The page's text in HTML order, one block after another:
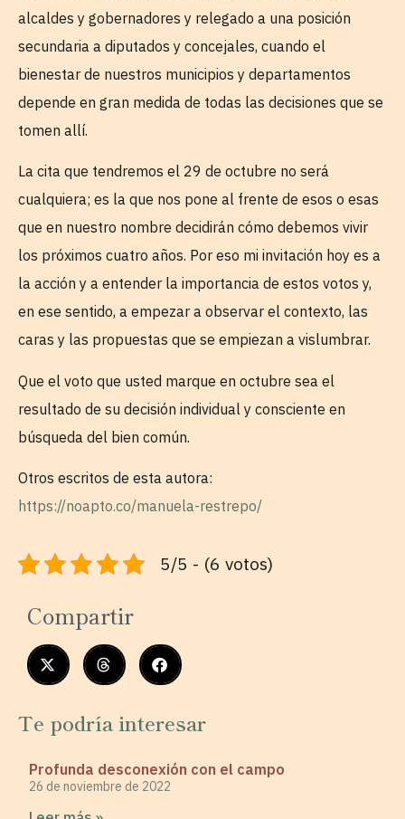
alcaldes y gobernadores y relegado a una posición
secundaria a diputados y concejales, cuando el
bienestar de nuestros municipios y departamentos
depende en gran medida de todas las decisiones que se
tomen allí.
La cita que tendremos el 29 de octubre no será
cualquiera; es la que nos pone al frente de esos o esas
que en nuestro nombre decidirán cómo debemos vivir
los próximos cuatro años. Por eso mi invitación hoy es a
la acción y a entender la importancia de estos votos y,
en ese sentido, a empezar a observar el contexto, las
caras y las propuestas que se empiezan a vislumbrar.
Que el voto que usted marque en octubre sea el
resultado de su decisión individual y consciente en
búsqueda del bien común.
Otros escritos de esta autora:
https://noapto.co/manuela-restrepo/
5/5 - (6 votos)
Compartir
Te podría interesar
Profunda desconexión con el campo
26 de noviembre de 2022